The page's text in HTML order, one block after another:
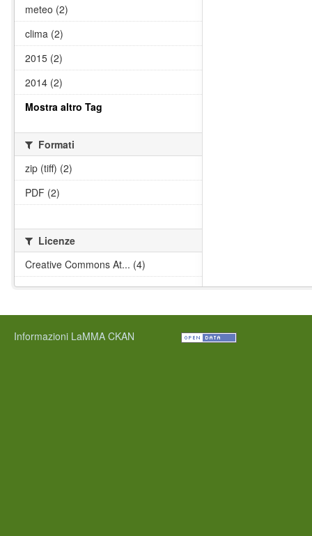
meteo (2)
clima (2)
2015 (2)
2014 (2)
Mostra altro Tag
Formati
zip (tiff) (2)
PDF (2)
Licenze
Creative Commons At... (4)
Informazioni LaMMA CKAN